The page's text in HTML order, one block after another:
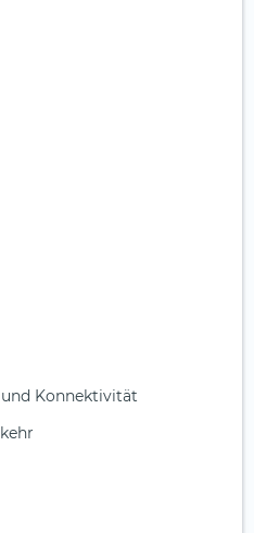
Konnektivität